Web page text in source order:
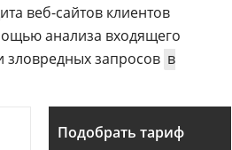
веб-сайтов клиентов
анализа входящего
зловредных запросов в
Подобрать тариф